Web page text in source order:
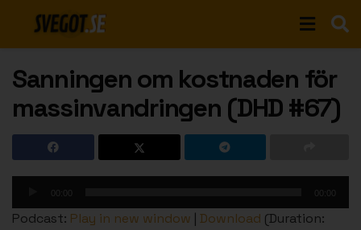
Sanningen om kostnaden för
massinvandringen (DHD #67)
00:00 00:00
Podcast: Play in new window Download (Duration: